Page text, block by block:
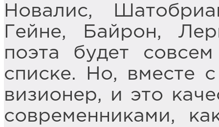
Новалис,
Гейне, Байрон,
поэта будет
списке. Но, вместе
визионер, и это
современниками,